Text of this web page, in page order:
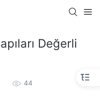
Değerli
44